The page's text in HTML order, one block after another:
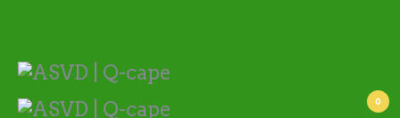
0
Belangrijke informatie
Adressen